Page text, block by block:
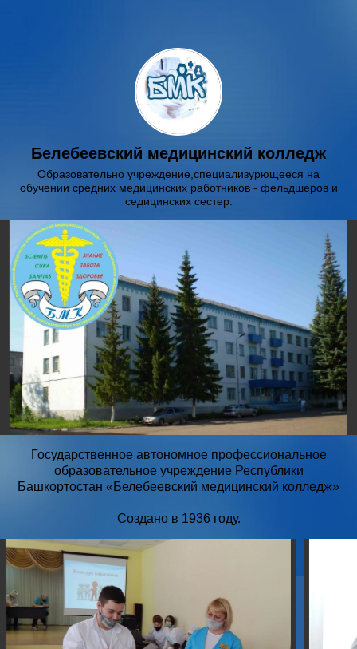
Белебеевский медицинский колледж
Образовательно учреждение,специализурющееся на
обучении средних медицинских работников - фельдшеров и
седицинских сестер.
Государственное автономное профессиональное
образовательное учреждение Республики
Башкортостан «Белебеевский медицинский колледж»
Создано в 1936 году.